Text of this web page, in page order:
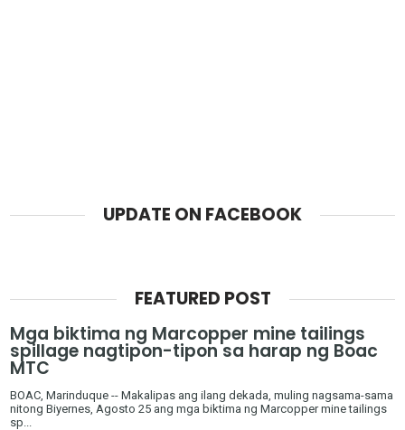
UPDATE ON FACEBOOK
FEATURED POST
Mga biktima ng Marcopper mine tailings
spillage nagtipon-tipon sa harap ng Boac
MTC
BOAC, Marinduque -- Makalipas ang ilang dekada, muling nagsama-sama
nitong Biyernes, Agosto 25 ang mga biktima ng Marcopper mine tailings
sp...